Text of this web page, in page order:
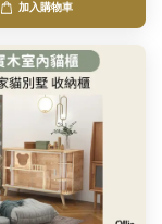
加入購物車